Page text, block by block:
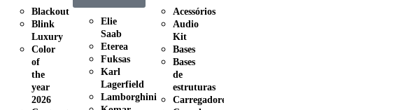
Blackout
Blink
Luxury
Color
of
the
year
2026
Elie
Saab
Eterea
Fuksas
Karl
Lagerfield
Lamborghini
Acessórios
Audio
Kit
Bases
Bases
de
estruturas
Carregadores